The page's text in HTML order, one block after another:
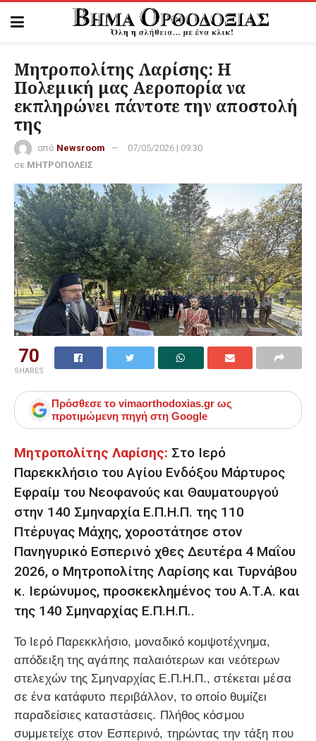
Μητροπολίτης Λαρίσης: Η
Πολεμική μας Αεροπορία να
εκπληρώνει πάντοτε την αποστολή
της
από Newsroom
07/05/2026 | 09:30
σε ΜΗΤΡΟΠΟΛΕΙΣ
70
SHARES
Πρόσθεσε το vimaorthodoxias.gr ως
προτιμώμενη πηγή στη Google
Μητροπολίτης Λαρίσης: Στο Ιερό
Παρεκκλήσιο του Αγίου Ενδόξου Μάρτυρος
Εφραίμ του Νεοφανούς και Θαυματουργού
στην 140 Σμηναρχία Ε.Π.Η.Π. της 110
Πτέρυγας Μάχης, χοροστάτησε στον
Πανηγυρικό Εσπερινό χθες Δευτέρα 4 Μαΐου
2026, ο Μητροπολίτης Λαρίσης και Τυρνάβου
κ. Ιερώνυμος, προσκεκλημένος του Α.Τ.Α. και
της 140 Σμηναρχίας Ε.Π.Η.Π..
Το Ιερό Παρεκκλήσιο, μοναδικό κομψοτέχνημα,
απόδειξη της αγάπης παλαιότερων και νεότερων
στελεχών της Σμηναρχίας Ε.Π.Η.Π., στέκεται μέσα
σε ένα κατάφυτο περιβάλλον, το οποίο θυμίζει
παραδείσιες καταστάσεις. Πλήθος κόσμου
συμμετείχε στον Εσπερινό, τηρώντας την τάξη που